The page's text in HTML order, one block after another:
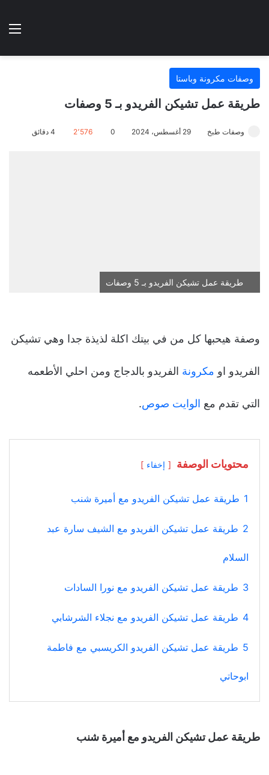
الوضع
وصفات مكرونة وباستا
طريقة عمل تشيكن الفريدو بـ 5 وصفات
وصفات طبخ 29 أغسطس، 2024 0 2٬576
طريقة عمل تشيكن الفريدو بـ 5 وصفات
وصفة هيحبها كل من في بيتك اكلة لذيذة جدا وهي تشيكن
الفريدو او مكرونة الفريدو بالدجاج ومن احلي الأطعمه
التي تقدم مع الوايت صوص.
محتويات الوصفة إخفاء
1 طريقة عمل تشيكن الفريدو مع أميرة شنب
2 طريقة عمل تشيكن الفريدو مع الشيف سارة عبد
السلام
3 طريقة عمل تشيكن الفريدو مع نورا السادات
4 طريقة عمل تشيكن الفريدو مع نجلاء الشرشابي
5 طريقة عمل تشيكن الفريدو الكريسبي مع فاطمة
ابوحاتي
طريقة عمل تشيكن الفريدو مع أميرة شنب